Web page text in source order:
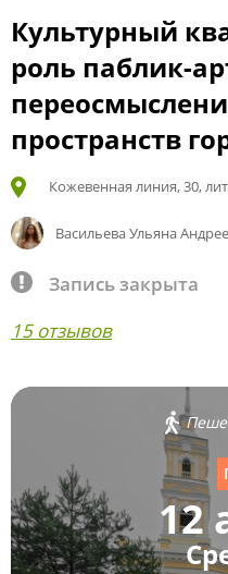
Культурный
роль паблик-
пространств
Кожевенная линия, 30,
Васильева Ульяна
Запись закрыта
15 отзывов
12